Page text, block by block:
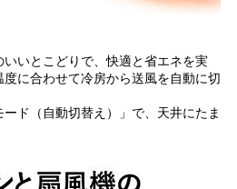
いいとこどりで、快適と省エネを実
に合わせて冷房から送風を自動に切
ド（自動切替え）」で、天井にたま